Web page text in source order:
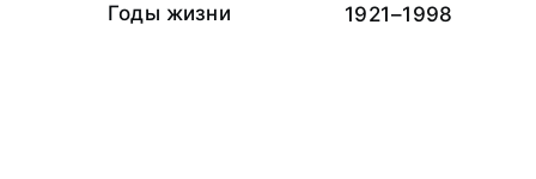
Годы жизни 1921–1998